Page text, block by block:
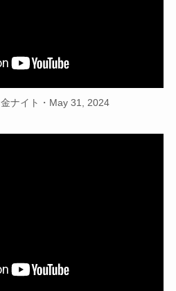
ナイト・May 31, 2024